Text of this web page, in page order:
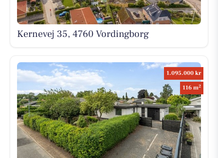
Kernevej 35, 4760 Vordingborg
1.095.000 kr
116 m2